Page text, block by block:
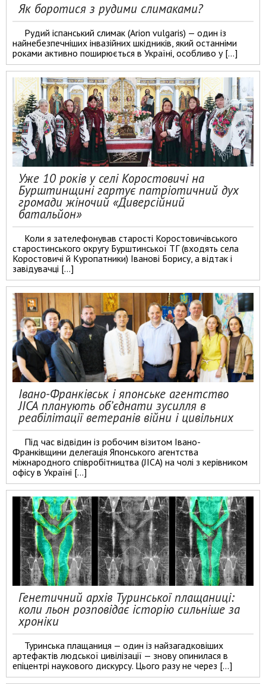
Як боротися з рудими слимаками?
Рудий іспанський слимак (Arion vulgaris) — один із
найнебезпечніших інвазійних шкідників, який останніми
роками активно поширюється в Україні, особливо у […]
Уже 10 років у селі Коростовичі на
Бурштинщині гартує патріотичний дух
громади жіночий «Диверсійний
батальйон»
Коли я зателефонував старості Коростовичівського
старостинського округу Бурштинської ТГ (входять села
Коростовичі й Куропатники) Іванові Борису, а відтак і
завідувачці […]
Івано-Франківськ і японське агентство
JICA планують об’єднати зусилля в
реабілітації ветеранів війни і цивільних
Під час відвідин із робочим візитом Івано-
Франківщини делегація Японського агентства
міжнародного співробітництва (JICA) на чолі з керівником
офісу в Україні […]
Генетичний архів Туринської плащаниці:
коли льон розповідає історію сильніше за
хроніки
Туринська плащаниця — один із найзагадковіших
артефактів людської цивілізації — знову опинилася в
епіцентрі наукового дискурсу. Цього разу не через […]